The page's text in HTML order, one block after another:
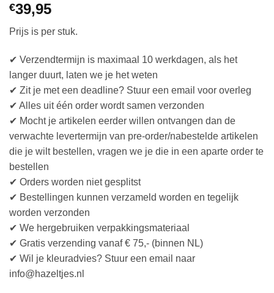
€39,95
Prijs is per stuk.
✔ Verzendtermijn is maximaal 10 werkdagen, als het
langer duurt, laten we je het weten
✔ Zit je met een deadline? Stuur een email voor overleg
✔ Alles uit één order wordt samen verzonden
✔ Mocht je artikelen eerder willen ontvangen dan de
verwachte levertermijn van pre-order/nabestelde artikelen
die je wilt bestellen, vragen we je die in een aparte order te
bestellen
✔ Orders worden niet gesplitst
✔ Bestellingen kunnen verzameld worden en tegelijk
worden verzonden
✔ We hergebruiken verpakkingsmateriaal
✔ Gratis verzending vanaf € 75,- (binnen NL)
✔ Wil je kleuradvies? Stuur een email naar
info@hazeltjes.nl